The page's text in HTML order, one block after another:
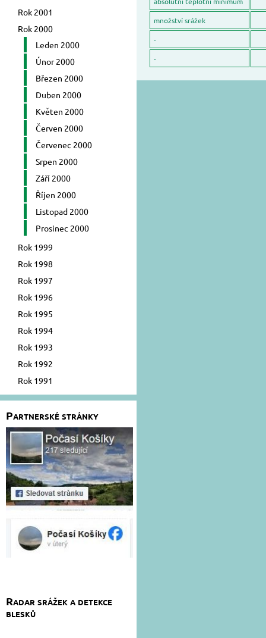
Rok 2001
Rok 2000
Leden 2000
Únor 2000
Březen 2000
Duben 2000
Květen 2000
Červen 2000
Červenec 2000
Srpen 2000
Září 2000
Říjen 2000
Listopad 2000
Prosinec 2000
Rok 1999
Rok 1998
Rok 1997
Rok 1996
Rok 1995
Rok 1994
Rok 1993
Rok 1992
Rok 1991
Partnerské stránky
Radar srážek a detekce
blesků
množství srážek
-
-